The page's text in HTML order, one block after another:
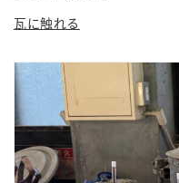
瓦に触れる